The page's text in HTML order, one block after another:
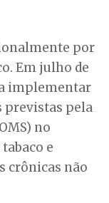
por
Em julho de
implementar
previstas pela
no
e
crônicas não